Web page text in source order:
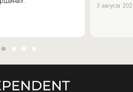
3 августа